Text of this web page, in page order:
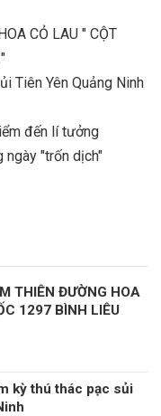
CỎ LAU " CỘT
Tiên Yên Quảng Ninh
đến lí tưởng
ngày "trốn dịch"
THIÊN ĐƯỜNG HOA
1297 BÌNH LIÊU
kỳ thú thác pạc sủi